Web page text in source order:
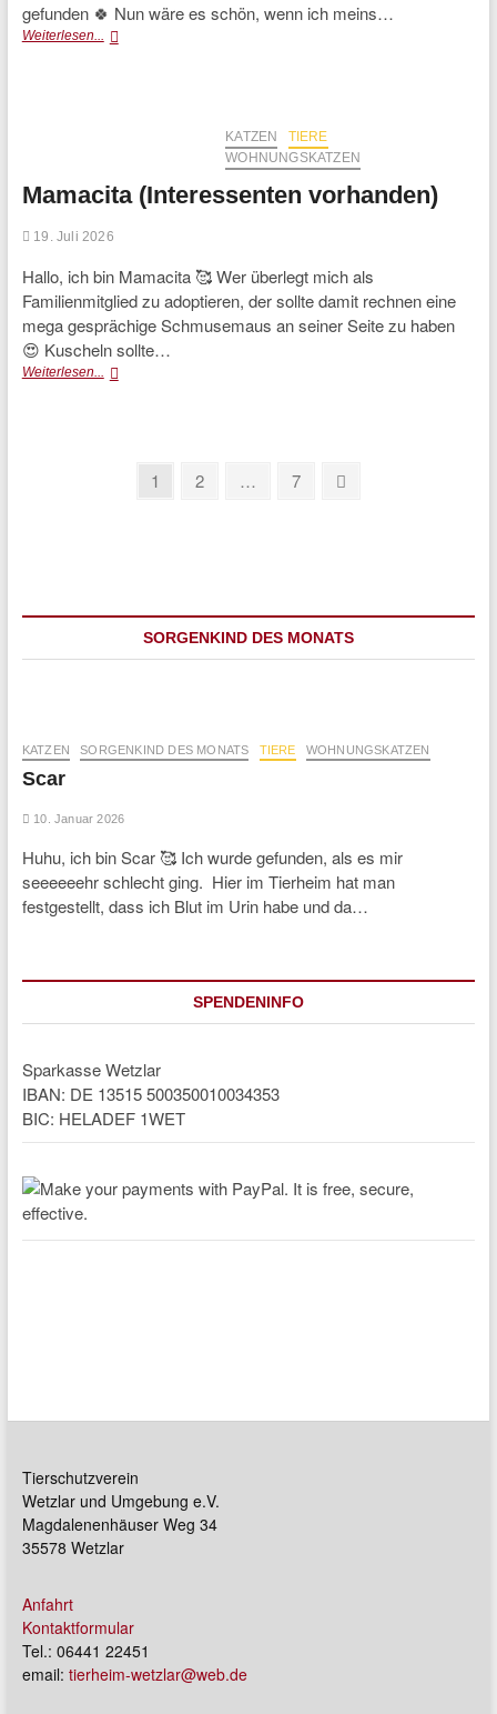
gefunden 🍀 Nun wäre es schön, wenn ich meins…
Weiterlesen... Pippa
KATZEN
TIERE
WOHNUNGSKATZEN
Mamacita (Interessenten vorhanden)
19. Juli 2026
Hallo, ich bin Mamacita 🥰 Wer überlegt mich als
Familienmitglied zu adoptieren, der sollte damit rechnen eine
mega gesprächige Schmusemaus an seiner Seite zu haben
😍 Kuscheln sollte…
Weiterlesen... Mamacita
Seitennummerierung
Page
1 Page
2 … Page
7
Next
SORGENKIND DES MONATS
KATZEN SORGENKIND DES MONATS TIERE WOHNUNGSKATZEN
Scar
10. Januar 2026
Huhu, ich bin Scar 🥰 Ich wurde gefunden, als es mir
seeeeeehr schlecht ging. Hier im Tierheim hat man
festgestellt, dass ich Blut im Urin habe und da…
SPENDENINFO
Sparkasse Wetzlar
IBAN: DE 13515 500350010034353
BIC: HELADEF 1WET
Tierschutzverein
Wetzlar und Umgebung e.V.
Magdalenenhäuser Weg 34
35578 Wetzlar
Anfahrt
Kontaktformular
Tel.: 06441 22451
email: tierheim-wetzlar@web.de